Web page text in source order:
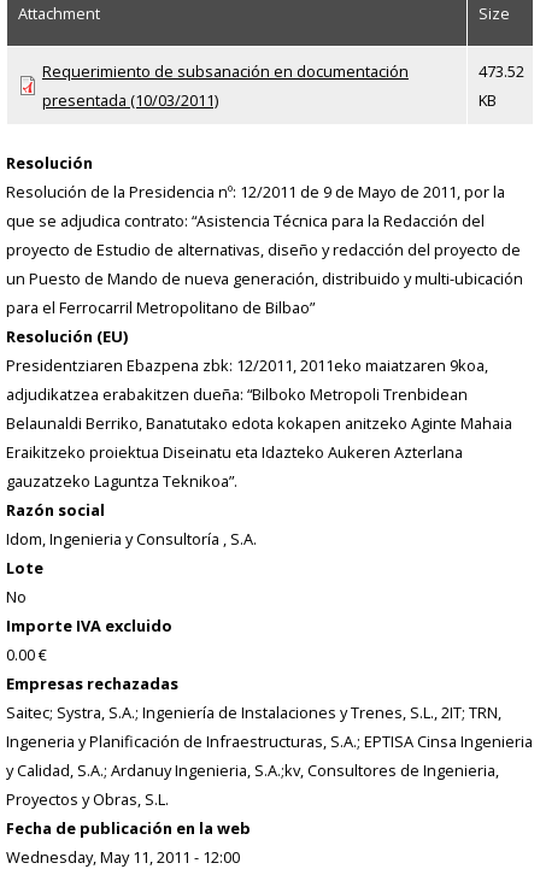
Attachment Size
Requerimiento de subsanación en documentación
presentada (10/03/2011)
473.52
KB
Resolución
Resolución de la Presidencia nº: 12/2011 de 9 de Mayo de 2011, por la
que se adjudica contrato: “Asistencia Técnica para la Redacción del
proyecto de Estudio de alternativas, diseño y redacción del proyecto de
un Puesto de Mando de nueva generación, distribuido y multi-ubicación
para el Ferrocarril Metropolitano de Bilbao”
Resolución (EU)
Presidentziaren Ebazpena zbk: 12/2011, 2011eko maiatzaren 9koa,
adjudikatzea erabakitzen dueña: “Bilboko Metropoli Trenbidean
Belaunaldi Berriko, Banatutako edota kokapen anitzeko Aginte Mahaia
Eraikitzeko proiektua Diseinatu eta Idazteko Aukeren Azterlana
gauzatzeko Laguntza Teknikoa”.
Razón social
Idom, Ingenieria y Consultoría , S.A.
Lote
No
Importe IVA excluido
0.00 €
Empresas rechazadas
Saitec; Systra, S.A.; Ingeniería de Instalaciones y Trenes, S.L., 2IT; TRN,
Ingeneria y Planificación de Infraestructuras, S.A.; EPTISA Cinsa Ingenieria
y Calidad, S.A.; Ardanuy Ingenieria, S.A.;kv, Consultores de Ingenieria,
Proyectos y Obras, S.L.
Fecha de publicación en la web
Wednesday, May 11, 2011 - 12:00